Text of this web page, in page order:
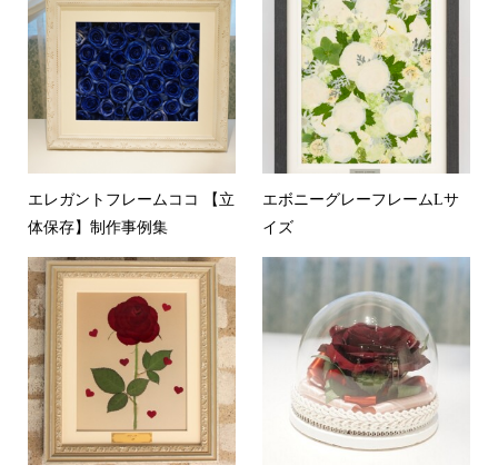
エレガントフレームココ 【立
体保存】制作事例集
エボニーグレーフレームLサ
イズ